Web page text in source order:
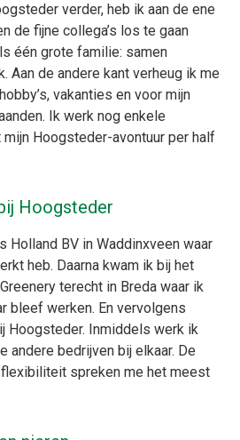
verder, heb ik aan de ene
de fijne collega’s los te gaan
één grote familie: samen
Aan de andere kant verheug ik me
vakanties en voor mijn
Ik werk nog enkele
mijn Hoogsteder-avontuur per half
Hoogsteder
Holland BV in Waddinxveen waar
heb. Daarna kwam ik bij het
terecht in Breda waar ik
bleef werken. En vervolgens
Hoogsteder. Inmiddels werk ik
andere bedrijven bij elkaar. De
spreken me het meest